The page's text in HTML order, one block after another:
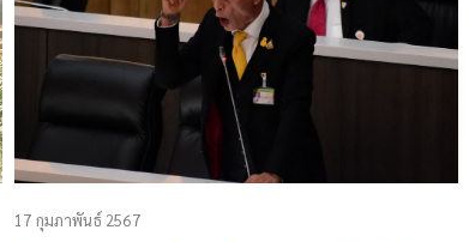
17 กุมภาพันธ์ 2567